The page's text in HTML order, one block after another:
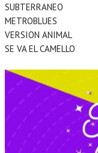
SUBTERRANEO
METROBLUES
VERSION ANIMAL
SE VA EL CAMELLO